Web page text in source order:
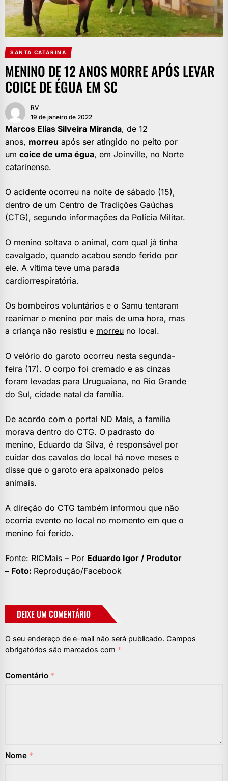
SANTA CATARINA
MENINO DE 12 ANOS MORRE APÓS LEVAR
COICE DE ÉGUA EM SC
RV
19 de janeiro de 2022
Marcos Elias Silveira Miranda, de 12
anos, morreu após ser atingido no peito por
um coice de uma égua, em Joinville, no Norte
catarinense.
O acidente ocorreu na noite de sábado (15),
dentro de um Centro de Tradições Gaúchas
(CTG), segundo informações da Polícia Militar.
O menino soltava o animal, com qual já tinha
cavalgado, quando acabou sendo ferido por
ele. A vítima teve uma parada
cardiorrespiratória.
Os bombeiros voluntários e o Samu tentaram
reanimar o menino por mais de uma hora, mas
a criança não resistiu e morreu no local.
O velório do garoto ocorreu nesta segunda-
feira (17). O corpo foi cremado e as cinzas
foram levadas para Uruguaiana, no Rio Grande
do Sul, cidade natal da família.
De acordo com o portal ND Mais, a família
morava dentro do CTG. O padrasto do
menino, Eduardo da Silva, é responsável por
cuidar dos cavalos do local há nove meses e
disse que o garoto era apaixonado pelos
animais.
A direção do CTG também informou que não
ocorria evento no local no momento em que o
menino foi ferido.
Fonte: RICMais – Por Eduardo Igor / Produtor
– Foto: Reprodução/Facebook
DEIXE UM COMENTÁRIO
O seu endereço de e-mail não será publicado. Campos
obrigatórios são marcados com *
Comentário *
Nome *